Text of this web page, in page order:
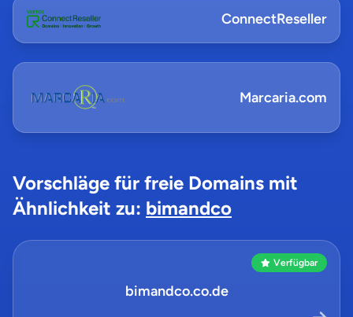
ConnectReseller
Marcaria.com
Vorschläge für freie Domains mit
Ähnlichkeit zu: bimandco
Verfügbar
bimandco.co.de